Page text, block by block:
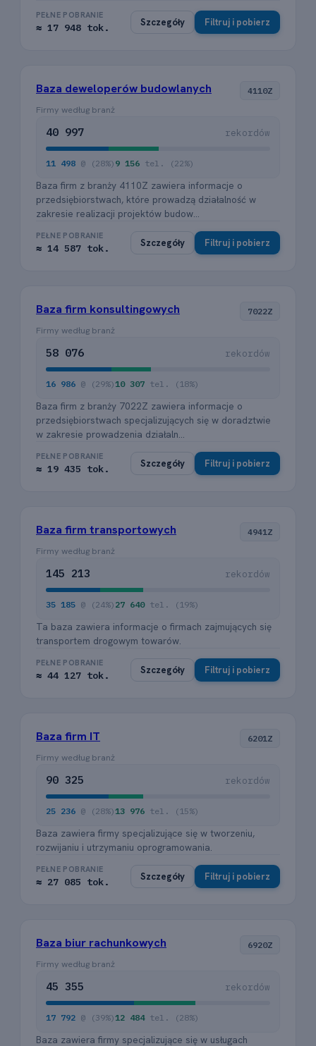
PEŁNE POBRANIE
≈ 17 948 tok. Szczegóły Filtruj i pobierz
Baza deweloperów budowlanych 4110Z
Firmy według branż
40 997 rekordów
11 498 @ (28%) 9 156 tel. (22%)
Baza firm z branży 4110Z zawiera informacje o
przedsiębiorstwach, które prowadzą działalność w
zakresie realizacji projektów budow...
PEŁNE POBRANIE
≈ 14 587 tok. Szczegóły Filtruj i pobierz
Baza firm konsultingowych 7022Z
Firmy według branż
58 076 rekordów
16 986 @ (29%)10 307 tel. (18%)
Baza firm z branży 7022Z zawiera informacje o
przedsiębiorstwach specjalizujących się w doradztwie
w zakresie prowadzenia działaln...
PEŁNE POBRANIE
≈ 19 435 tok. Szczegóły Filtruj i pobierz
Baza firm transportowych 4941Z
Firmy według branż
145 213 rekordów
35 185 @ (24%) 27 640 tel. (19%)
Ta baza zawiera informacje o firmach zajmujących się
transportem drogowym towarów.
PEŁNE POBRANIE
≈ 44 127 tok. Szczegóły Filtruj i pobierz
Baza firm IT 6201Z
Firmy według branż
90 325 rekordów
25 236 @ (28%)13 976 tel. (15%)
Baza zawiera firmy specjalizujące się w tworzeniu,
rozwijaniu i utrzymaniu oprogramowania.
PEŁNE POBRANIE
≈ 27 085 tok. Szczegóły Filtruj i pobierz
Baza biur rachunkowych 6920Z
Firmy według branż
45 355 rekordów
17 792 @ (39%)12 484 tel. (28%)
Baza zawiera firmy specjalizujące się w usługach